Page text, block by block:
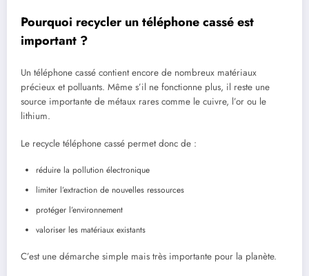
Pourquoi recycler un téléphone cassé est
important ?
Un téléphone cassé contient encore de nombreux matériaux
précieux et polluants. Même s’il ne fonctionne plus, il reste une
source importante de métaux rares comme le cuivre, l’or ou le
lithium.
Le recycle téléphone cassé permet donc de :
réduire la pollution électronique
limiter l’extraction de nouvelles ressources
protéger l’environnement
valoriser les matériaux existants
C’est une démarche simple mais très importante pour la planète.